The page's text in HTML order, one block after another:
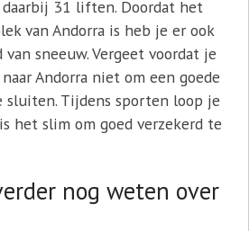
31 liften. Doordat het
van Andorra is heb je er ook
sneeuw. Vergeet voordat je
Andorra niet om een goede
Tijdens sporten loop je
het slim om goed verzekerd te
nog weten over